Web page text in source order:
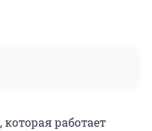
работает